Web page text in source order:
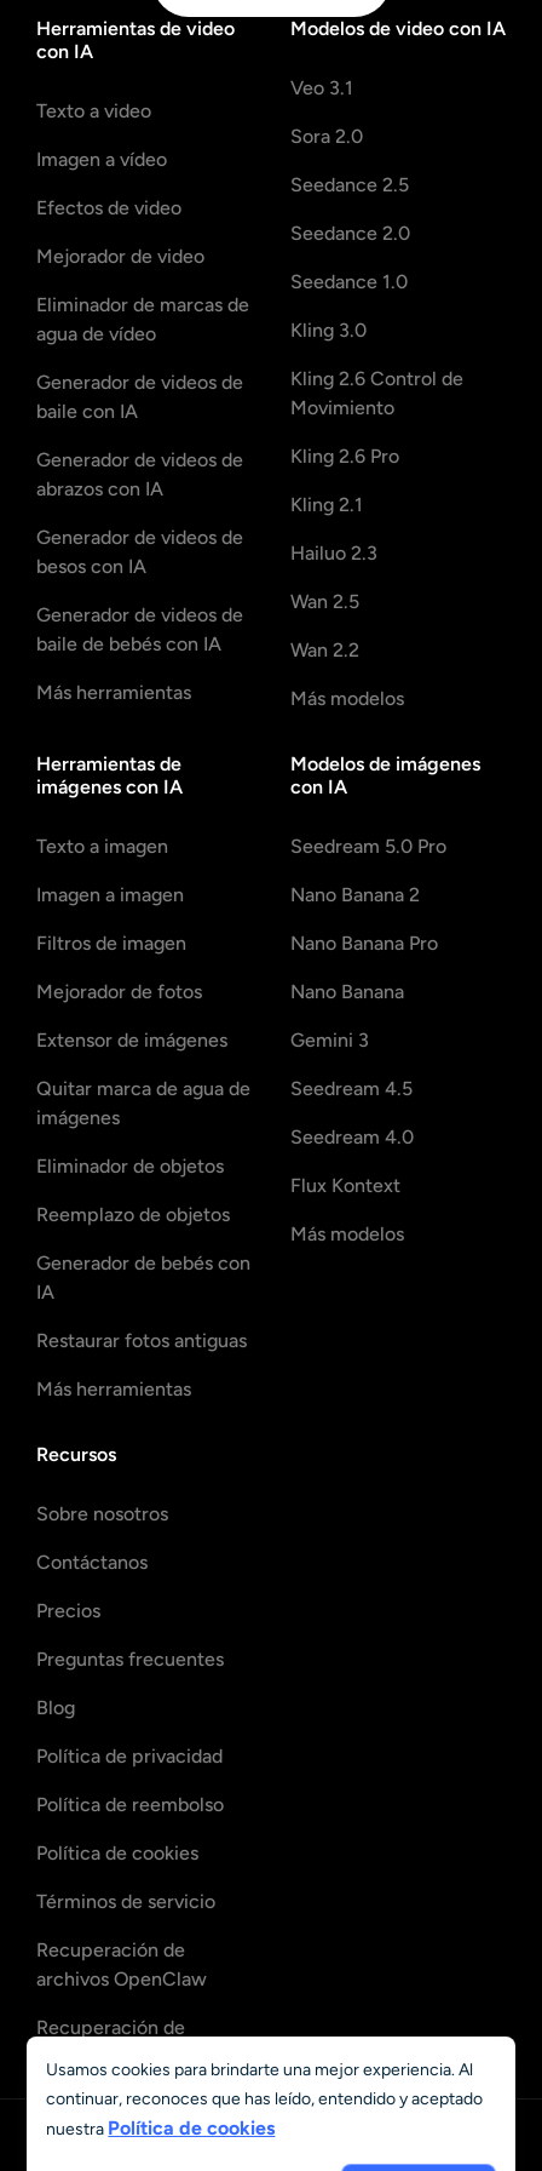
Herramientas de video
con IA
Texto a video
Imagen a vídeo
Efectos de video
Mejorador de video
Eliminador de marcas de
agua de vídeo
Generador de videos de
baile con IA
Generador de videos de
abrazos con IA
Generador de videos de
besos con IA
Generador de videos de
baile de bebés con IA
Más herramientas
Modelos de video con IA
Veo 3.1
Sora 2.0
Seedance 2.5
Seedance 2.0
Seedance 1.0
Kling 3.0
Kling 2.6 Control de
Movimiento
Kling 2.6 Pro
Kling 2.1
Hailuo 2.3
Wan 2.5
Wan 2.2
Más modelos
Herramientas de
imágenes con IA
Texto a imagen
Imagen a imagen
Filtros de imagen
Mejorador de fotos
Extensor de imágenes
Quitar marca de agua de
imágenes
Eliminador de objetos
Reemplazo de objetos
Generador de bebés con
IA
Restaurar fotos antiguas
Más herramientas
Modelos de imágenes
con IA
Seedream 5.0 Pro
Nano Banana 2
Nano Banana Pro
Nano Banana
Gemini 3
Seedream 4.5
Seedream 4.0
Flux Kontext
Más modelos
Recursos
Sobre nosotros
Contáctanos
Precios
Preguntas frecuentes
Blog
Política de privacidad
Política de reembolso
Política de cookies
Términos de servicio
Recuperación de
archivos OpenClaw
Recuperación de
Usamos cookies para brindarte una mejor experiencia. Al
continuar, reconoces que has leído, entendido y aceptado
nuestra Política de cookies